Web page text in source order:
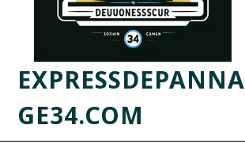
EXPRESSDEPANNA
GE34.COM